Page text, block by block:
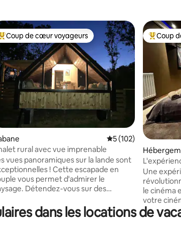
sur la base de 108 commentaires : 4,97 sur 5
Coups de cœur voyageurs les plus appréciés
Coup de cœur voyageurs
Évaluation moyenne
5 (102)
rural avec vue imprenable
vues panoramiques sur la lande sont
! Cette escapade en
vous permet d'admirer le
Détendez-vous sur des
ou détendez-vous dans le
avec le foyer. Rencontrez nos
Coups
Coup
Une
le cinéma
votre
vous faire
bénéficiez
dans les locations de